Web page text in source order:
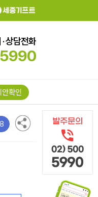
상담전화
확인